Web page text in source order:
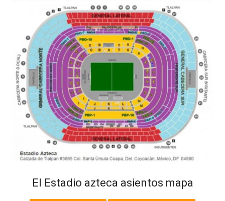
El Estadio azteca asientos mapa